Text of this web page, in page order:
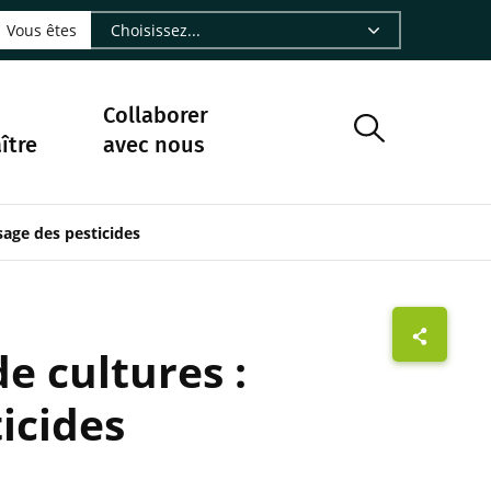
- CIRAD
Facebook - CIRAD
sur Instagram - CIRAD
sur Youtube - CIRAD
suivre sur Bluesky - CIRAD
Nourrir le vivant, le podcast du Cirad - CIRAD
Nous contacter par courriel - CIRAD
la page Flux RSS - CIRAD
Vous êtes
Collaborer
avec nous
des pesticides
cultures :